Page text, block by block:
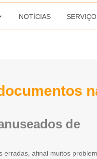
NOTÍCIAS
de
erradas, afinal muitos